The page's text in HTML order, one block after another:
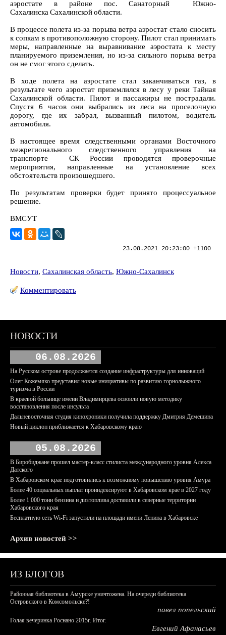
аэростате в районе пос. Санаторный Южно-
Сахалинска Сахалинской области.
В процессе полета из-за порыва ветра аэростат стало сносить
к сопкам в противоположную сторону. Пилот стал принимать
меры, направленные на выравнивание аэростата к месту
планируемого приземления, но из-за сильного порыва ветра
он не смог этого сделать.
В ходе полета на аэростате стал заканчиваться газ, в
результате чего аэростат приземлился в лесу у реки Тайная
Сахалинской области. Пилот и пассажиры не пострадали.
Спустя 6 часов они выбрались из леса на проселочную
дорогу, где их забрал, вызванный пилотом, водитель
автомобиля.
В настоящее время следственными органами Восточного
межрегионального следственного управления на
транспорте СК России проводятся проверочные
мероприятия, направленные на установление всех
обстоятельств произошедшего.
По результатам проверки будет принято процессуальное
решение.
ВМСУТ
23.08.2021 20:23:00 +1100
Новости, Сахалинская область, Южно-Сахалинск
Комментировать
НОВОСТИ
06.08.2026
На Русском острове продолжается создание инфраструктуры для инноваций
Олег Кожемяко представил новые инициативы по развитию горнолыжного
туризма в России
В краевой больнице имени Владимирцева освоили новую методику
восстановления после инсульта
Дальневосточная студия кинохроники получила поддержку Дмитрия Демешина
Новый циклон приближается к Хабаровскому краю
05.08.2026
В Биробиджане прошел мастер-класс стилиста международного уровня Алекса
Датского
В Хабаровском крае подготовились к возможному повышению уровня Амура
Более 40 социальных выплат проиндексируют в Хабаровском крае в 2027 году
Более 1 000 тонн бензина и дизтоплива доставили в северные территории
Хабаровского края
Бесплатную сеть Wi-Fi запустили на площади имени Ленина в Хабаровске
Архив новостей >>
ИЗ БЛОГОВ
Районная библиотека в Амурске уничтожена. На очереди библиотека
Островского в Комсомольске?!
павел попельский
Голая вечеринка Роснано 2015г. Итог.
Евгений Афанасьев